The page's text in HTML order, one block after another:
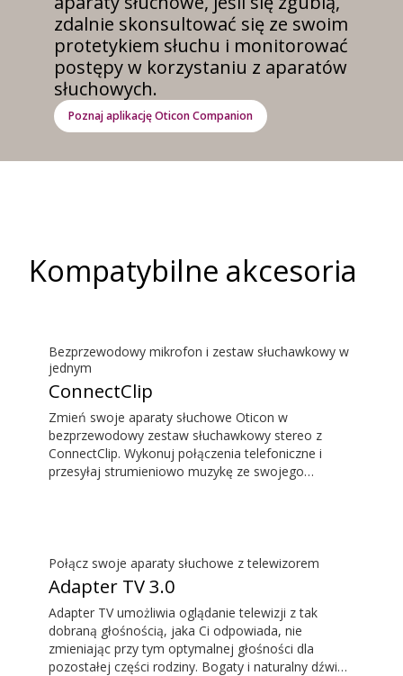
zdalnie skonsultować się ze swoim
protetykiem słuchu i monitorować
postępy w korzystaniu z aparatów
słuchowych.
Poznaj aplikację Oticon Companion
Kompatybilne akcesoria
Bezprzewodowy mikrofon i zestaw słuchawkowy w
jednym
ConnectClip
Zmień swoje aparaty słuchowe Oticon w
bezprzewodowy zestaw słuchawkowy stereo z
ConnectClip. Wykonuj połączenia telefoniczne i
przesyłaj strumieniowo muzykę ze swojego
zatem dyskretnie regulować swoje aparaty
słuchowe.
Połącz swoje aparaty słuchowe z telewizorem
Adapter TV 3.0
Adapter TV umożliwia oglądanie telewizji z tak
dobraną głośnością, jaka Ci odpowiada, nie
zmieniając przy tym optymalnej głośności dla
pozostałej części rodziny. Bogaty i naturalny dźwięk